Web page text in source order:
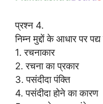
प्रश्न 4.
निम्न मुद्दों के आधार पर
1. रचनाकार
2. रचना का प्रकार
3. पसंदीदा पंक्ति
4. पसंदीदा होने का कारण